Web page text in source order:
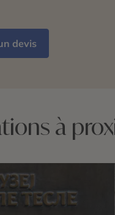
devis
à